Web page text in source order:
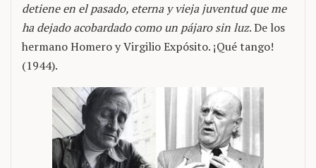
detiene en el pasado, eterna y vieja juventud que me
ha dejado acobardado como un pájaro sin luz. De los
hermano Homero y Virgilio Expósito. ¡Qué tango!
(1944).